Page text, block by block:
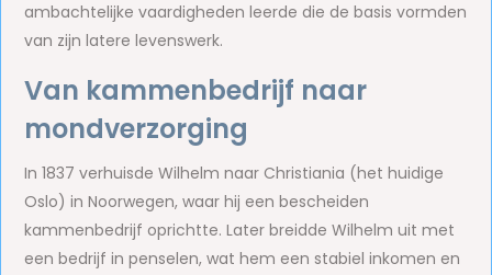
ambachtelijke vaardigheden leerde die de basis vormden
van zijn latere levenswerk.
Van kammenbedrijf naar
mondverzorging
In 1837 verhuisde Wilhelm naar Christiania (het huidige
Oslo) in Noorwegen, waar hij een bescheiden
kammenbedrijf oprichtte. Later breidde Wilhelm uit met
een bedrijf in penselen, wat hem een stabiel inkomen en